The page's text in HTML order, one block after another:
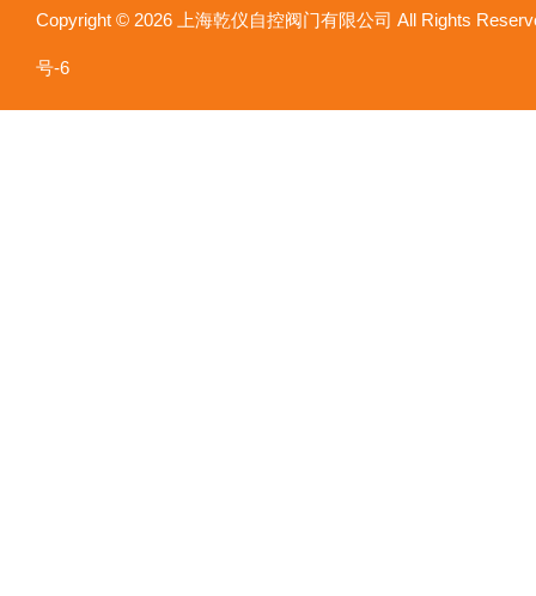
Copyright © 2026 上海乾仪自控阀门有限公司 All Rights
号-6